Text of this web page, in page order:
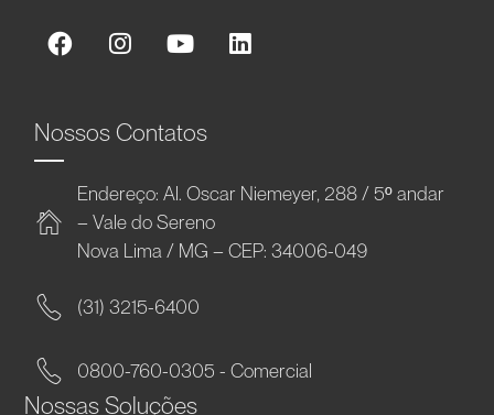
Nossos Contatos
Endereço: Al. Oscar Niemeyer, 288 / 5º andar
– Vale do Sereno
Nova Lima / MG – CEP: 34006-049
(31) 3215-6400
0800-760-0305 - Comercial
Nossas Soluções